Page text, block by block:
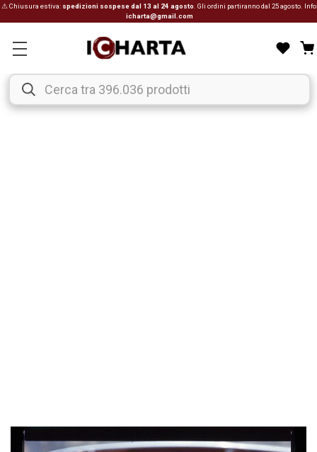
⚠ Chiusura estiva: spedizioni sospese dal 13 al 24 agosto . Gli ordini partiranno dal 25 agosto. Info:
icharta@gmail.com